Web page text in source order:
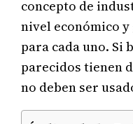
concepto de
nivel económico
para cada uno. Si
parecidos tienen
no deben ser